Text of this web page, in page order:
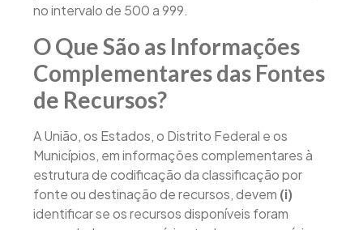
no intervalo de 500 a 999.
O Que São as Informações
Complementares das Fontes
de Recursos?
A União, os Estados, o Distrito Federal e os
Municípios, em informações complementares à
estrutura de codificação da classificação por
fonte ou destinação de recursos, devem (i)
identificar se os recursos disponíveis foram